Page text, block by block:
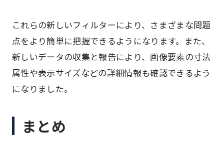
これらの新しいフィルターにより、さまざまな問題
点をより簡単に把握できるようになります。また、
新しいデータの収集と報告により、画像要素の寸法
属性や表示サイズなどの詳細情報も確認できるよう
になりました。
まとめ